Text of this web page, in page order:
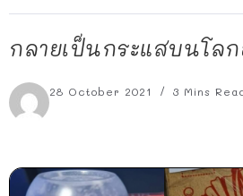
กลายเป็นกระแสบนโล
28 October 2021 3 Mins